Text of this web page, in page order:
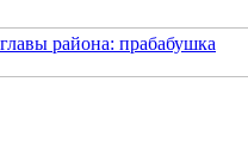
района: прабабушка